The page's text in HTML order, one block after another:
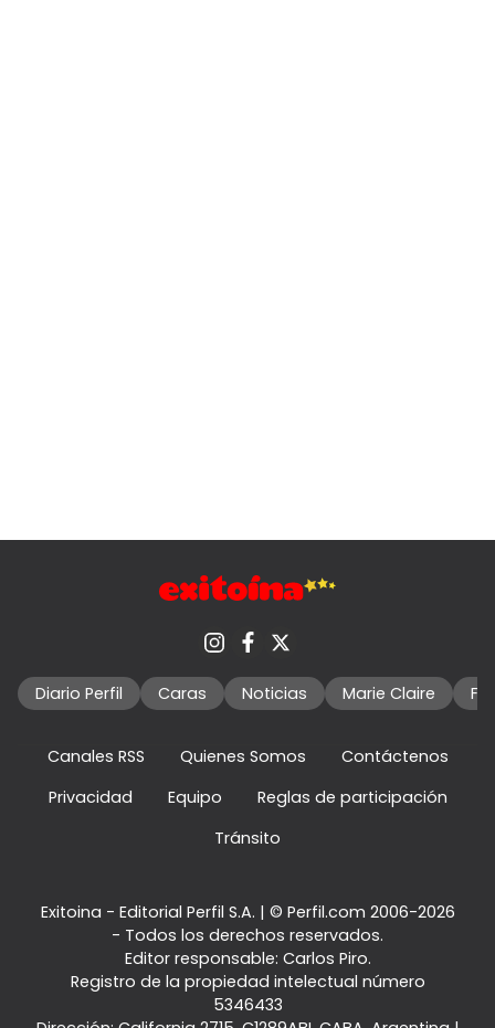
Diario Perfil Caras Noticias Marie Claire
Canales RSS Quienes Somos
Contáctenos
Privacidad
Equipo
Reglas de participación
Tránsito
Exitoina - Editorial Perfil S.A. | © Perfil.com 2006-2026
- Todos los derechos reservados.
Editor responsable: Carlos Piro.
Registro de la propiedad intelectual número
5346433